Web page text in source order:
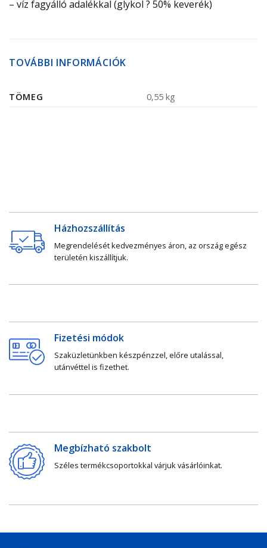
– víz fagyálló adalékkal (glykol ? 50% keverék)
TOVÁBBI INFORMÁCIÓK
TÖMEG 0,55 kg
Házhozszállítás
Megrendelését kedvezményes áron, az ország egész
területén kiszállítjuk.
Fizetési módok
Szaküzletünkben készpénzzel, előre utalással,
utánvéttel is fizethet.
Megbízható szakbolt
Széles termékcsoportokkal várjuk vásárlóinkat.